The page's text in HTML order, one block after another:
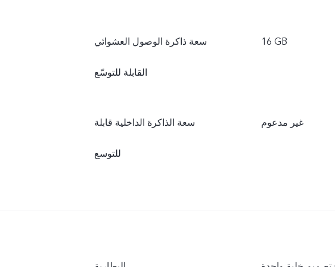
سعة ذاكرة الوصول العشوائي
القابلة للتوسّع
16 GB
سعة الذاكرة الداخلية قابلة
للتوسع
غير مدعوم